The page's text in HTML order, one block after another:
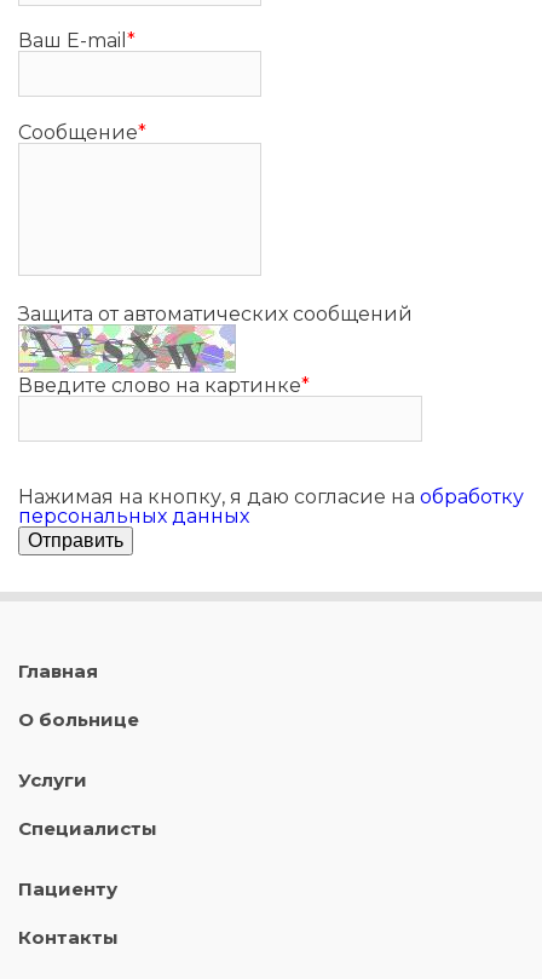
Ваш E-mail *
Сообщение*
Защита от автоматических сообщений
Введите слово на картинке*
Нажимая на кнопку, я даю согласие на обработку
персональных данных
Главная
О больнице
Услуги
Специалисты
Пациенту
Контакты